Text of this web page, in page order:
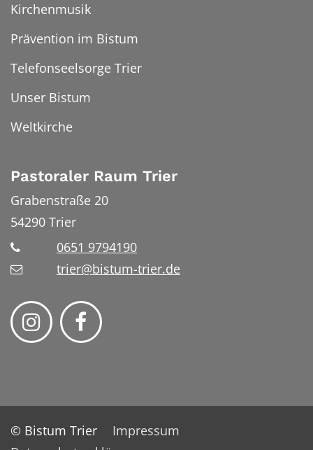
Kirchenmusik
Prävention im Bistum
Telefonseelsorge Trier
Unser Bistum
Weltkirche
Pastoraler Raum Trier
Grabenstraße 20
54290 Trier
0651 9794190
trier@bistum-trier.de
© Bistum Trier
Impressum